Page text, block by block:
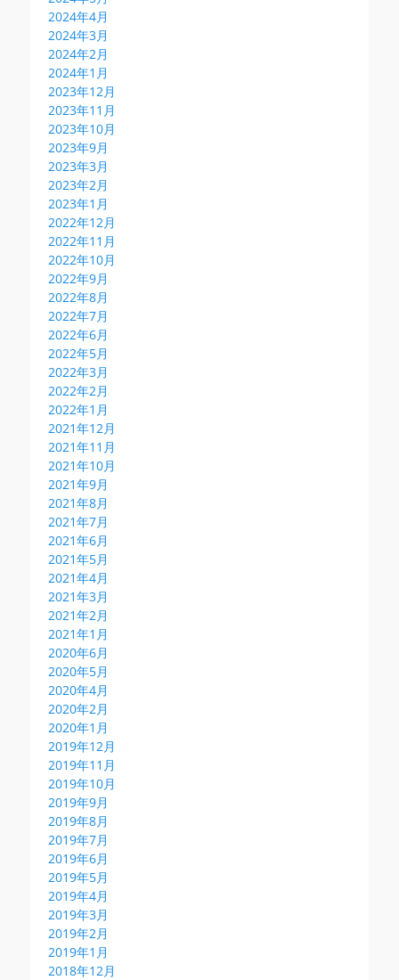
2024年4月
2024年3月
2024年2月
2024年1月
2023年12月
2023年11月
2023年10月
2023年9月
2023年3月
2023年2月
2023年1月
2022年12月
2022年11月
2022年10月
2022年9月
2022年8月
2022年7月
2022年6月
2022年5月
2022年3月
2022年2月
2022年1月
2021年12月
2021年11月
2021年10月
2021年9月
2021年8月
2021年7月
2021年6月
2021年5月
2021年4月
2021年3月
2021年2月
2021年1月
2020年6月
2020年5月
2020年4月
2020年2月
2020年1月
2019年12月
2019年11月
2019年10月
2019年9月
2019年8月
2019年7月
2019年6月
2019年5月
2019年4月
2019年3月
2019年2月
2019年1月
2018年12月